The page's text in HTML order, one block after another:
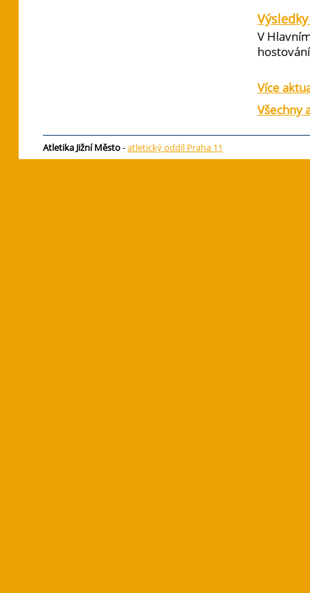
V
Více
Všechny
Atletika Jižní Město-atletický oddíl Praha 11